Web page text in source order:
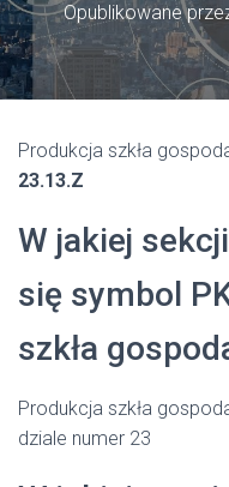
Opublikowane
Produkcja szkła
23.13.Z
W jakiej
się symbol
szkła
Produkcja szkła
dziale numer 23